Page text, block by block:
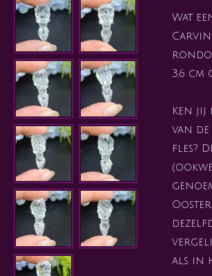
Wat
3,6 cm
Ken jij
van de
fles?
als in